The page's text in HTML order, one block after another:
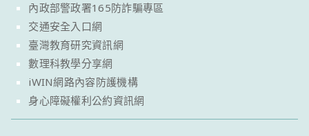
內政部警政署165防詐騙專區
交通安全入口網
臺灣教育研究資訊網
數理科教學分享網
iWIN網路內容防護機構
身心障礙權利公約資訊網